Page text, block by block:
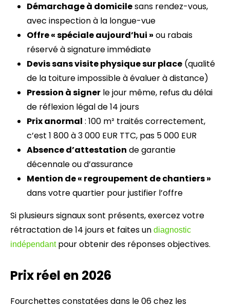
Démarchage à domicilesans rendez-vous,
avec inspection à la longue-vue
Offre « spéciale aujourd’hui » ou rabais
réservé à signature immédiate
Devis sans visite physique sur place (qualité
de la toiture impossible à évaluer à distance)
Pression à signer le jour même, refus du délai
de réflexion légal de 14 jours
Prix anormal : 100 m² traités correctement,
c’est 1 800 à 3 000 EUR TTC, pas 5 000 EUR
Absence d’attestation de garantie
décennale ou d’assurance
Mention de « regroupement de chantiers »
dans votre quartier pour justifier l’offre
Si plusieurs signaux sont présents, exercez votre
rétractation de 14 jours et faites un diagnostic
indépendantpour obtenir des réponses objectives.
Prix réel en 2026
Fourchettes constatées dans le 06 chez les